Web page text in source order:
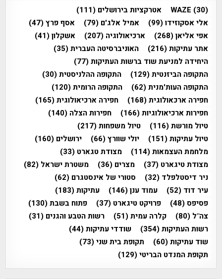
WAZE (30) אטרקציות בירושלים (111)
אלי אסקוזידו(99) אמיל אלג'ם (79) אסף פרץ(47)
אפי אליאן(268) ארכיאולוגיה (207) אשקלון(41)
אתר עתיקות(216) האוניברסיטה העברית(35)
היחידה למניעת שוד ברשות העתיקות(77)
התקופה הביזנטית(129) התקופה ההלניסטית(30)
התקופה העות'מנית(62) התקופה הרומית(120)
חפירה ארכאולוגית(168) חפירה ארכיאולוגית(165)
חפירות ארכיאולוגיות(166) חפירות הצלה (140)
טיול מורשת(116) טיול משפחות(217)
טיול עתיקות(151) יולי שוורץ(66) ירושלים (160)
מלחמת העצמאות(114) מצודת טגארט (33)
מצודת טיגארט (37) מצרים (36) משטרת ישראל (82)
ניר דיסטלפלד (32) סטורי של אינסטגרם (62)
עיר דוד (52) עמוד ענן(146) עתיקות(183)
פסיפס(48) פרויקט טיגארט (37) פתוח בשבת(130)
צה"ל (80) קלרה עמית(51) רשות הטבע והגנים (31)
רשות העתיקות(354) שודדי עתיקות(44)
שוד עתיקות(60) תקופת בית שני(73)
תקופת המנדט הבריטי(129)